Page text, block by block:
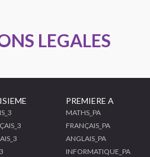
LEGALES
PREMIERE A
MATHS_PA
FRANÇAIS_PA
ANGLAIS_PA
INFORMATIQUE_PA